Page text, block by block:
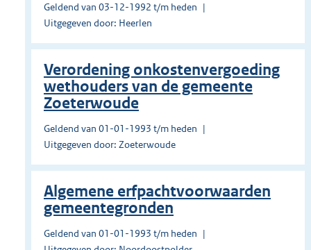
Geldend van 03-12-1992 t/m heden
Uitgegeven door: Heerlen
Verordening onkostenvergoeding
wethouders van de gemeente
Zoeterwoude
Geldend van 01-01-1993 t/m heden
Uitgegeven door: Zoeterwoude
Algemene erfpachtvoorwaarden
gemeentegronden
Geldend van 01-01-1993 t/m heden